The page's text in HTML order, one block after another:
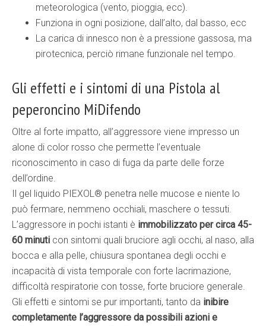
meteorologica (vento, pioggia, ecc).
Funziona in ogni posizione, dall’alto, dal basso, ecc
La carica di innesco non è a pressione gassosa, ma
pirotecnica, perciò rimane funzionale nel tempo.
Gli effetti e i sintomi di una Pistola al
peperoncino MiDifendo
Oltre al forte impatto, all’aggressore viene impresso un
alone di color rosso che permette l’eventuale
riconoscimento in caso di fuga da parte delle forze
dell’ordine.
Il gel liquido PIEXOL® penetra nelle mucose e niente lo
può fermare, nemmeno occhiali, maschere o tessuti.
L’aggressore in pochi istanti è immobilizzato per circa 45-
60 minuti con sintomi quali bruciore agli occhi, al naso, alla
bocca e alla pelle, chiusura spontanea degli occhi e
incapacità di vista temporale con forte lacrimazione,
difficoltà respiratorie con tosse, forte bruciore generale.
Gli effetti e sintomi se pur importanti, tanto da inibire
completamente l’aggressore da possibili azioni e